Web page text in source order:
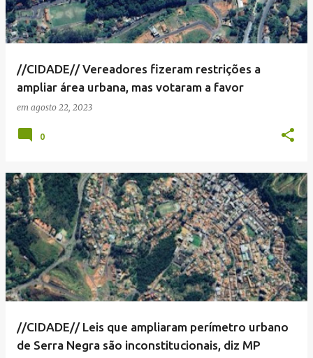
//CIDADE// Vereadores fizeram restrições a
ampliar área urbana, mas votaram a favor
em agosto 22, 2023
0
//CIDADE// Leis que ampliaram perímetro urbano
de Serra Negra são inconstitucionais, diz MP